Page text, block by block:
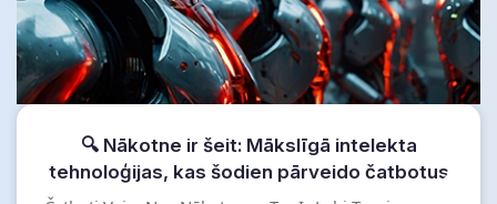
🔍 Nākotne ir šeit: Mākslīgā intelekta
tehnoloģijas, kas šodien pārveido čatbotus